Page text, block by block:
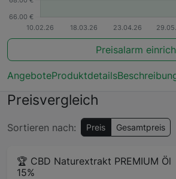
Preisalarm
AngeboteProduktdetails
Preisvergleich
Sortieren nach: Preis Gesamtpreis
🏆 CBD Naturextrakt PREMIUM Öl
15%